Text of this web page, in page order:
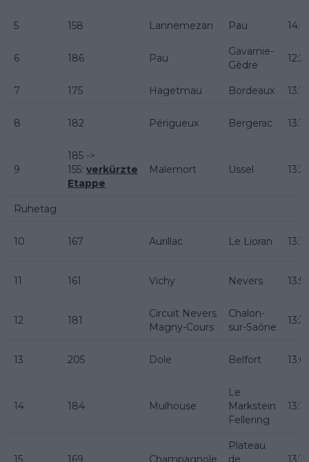
5 158 Lannemezan Pau
6 186 Pau
Gavarnie-
Gèdre
12:25
7 175 Hagetmau Bordeaux 13:15
8 182 Périgueux Bergerac 13:15
9
185 ->
155: verkürzte
Etappe
Malemort Ussel 13:35
Ruhetag
10 167 Aurillac Le Lioran
11 161 Vichy Nevers
12 181
Circuit Nevers
Magny-Cours
Chalon-
sur-Saône
13 205 Dole Belfort
14 184 Mulhouse
Le
Markstein
Fellering
15 169 Champagnole
Plateau
de